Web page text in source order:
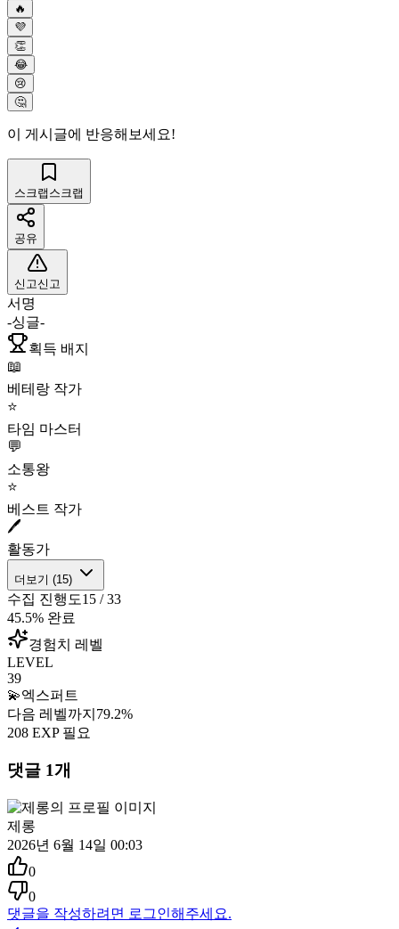
🔥
💜
👏
😂
😢
🤔
이 게시글에 반응해보세요!
스크랩 스크랩
공유
신고신고
서명
-싱글-
획득 배지
📖
베테랑 작가
⭐
타임 마스터
💬
소통왕
⭐
베스트 작가
🖊️
활동가
더보기 (15)
수집 진행도15 /33
45.5% 완료
경험치 레벨
LEVEL
39
💫엑스퍼트
다음 레벨까지 79.2%
208 EXP 필요
댓글 1개
제롱
2026년 6월 14일 00:03
0
0
댓글을 작성하려면 로그인해주세요.